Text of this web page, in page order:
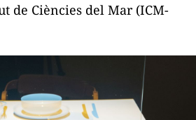
de Ciències del Mar (ICM-